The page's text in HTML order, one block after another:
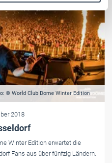
Datenschutz
© World Club Dome Winter Edition
2018
Winter Edition erwartet die
Fans aus über fünfzig Ländern.